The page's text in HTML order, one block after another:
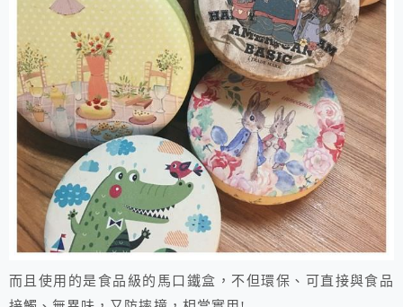
而且使用的是食品級的馬口鐵盒，不但環保、可直接與食品